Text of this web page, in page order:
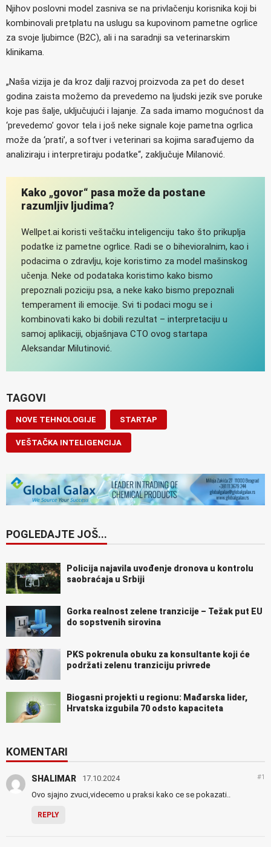
Njihov poslovni model zasniva se na privlačenju korisnika koji bi
kombinovali pretplatu na uslugu sa kupovinom pametne ogrlice
za svoje ljubimce (B2C), ali i na saradnji sa veterinarskim
klinikama.
„Naša vizija je da kroz dalji razvoj proizvoda za pet do deset
godina zaista možemo da prevedemo na ljudski jezik sve poruke
koje pas šalje, uključujući i lajanje. Za sada imamo mogućnost da
‘prevedemo’ govor tela i još neke signale koje pametna ogrlica
može da ‘prati’, a softver i veterinari sa kojima sarađujemo da
analiziraju i interpretiraju podatke“, zaključuje Milanović.
Kako „govor“ pasa može da postane
razumljiv ljudima?
Wellpet.ai koristi veštačku inteligenciju tako što prikuplja
podatke iz pametne ogrlice. Radi se o bihevioralnim, kao i
podacima o zdravlju, koje koristimo za model mašinskog
učenja. Neke od podataka koristimo kako bismo
prepoznali poziciju psa, a neke kako bismo prepoznali
temperament ili emocije. Svi ti podaci mogu se i
kombinovati kako bi dobili rezultat – interpretaciju u
samoj aplikaciji, objašnjava CTO ovog startapa
Aleksandar Milutinović.
TAGOVI
NOVE TEHNOLOGIJE STARTAP
VEŠTAČKA INTELIGENCIJA
POGLEDAJTE JOŠ...
Policija najavila uvođenje dronova u kontrolu
saobraćaja u Srbiji
Gorka realnost zelene tranzicije – Težak put EU
do sopstvenih sirovina
PKS pokrenula obuku za konsultante koji će
podržati zelenu tranziciju privrede
Biogasni projekti u regionu: Mađarska lider,
Hrvatska izgubila 70 odsto kapaciteta
KOMENTARI
SHALIMAR 17.10.2024 #1
Ovo sjajno zvuci,videcemo u praksi kako ce se pokazati..
REPLY